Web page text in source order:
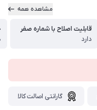
مشاهده همه
قابلیت اصلاح با شماره صفر
دارد
گارانتی اصالت کالا